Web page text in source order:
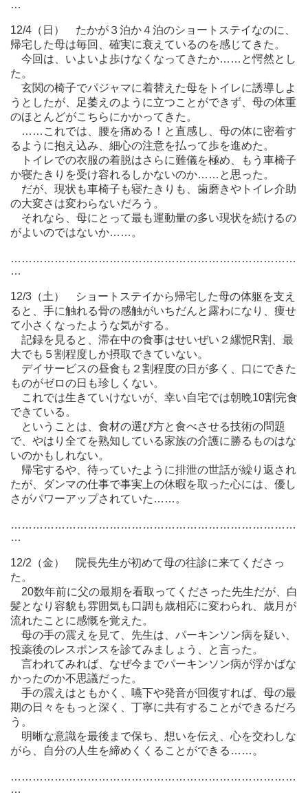
…
12/4（日） たかが３泊か４泊のショートステイなのに、
帰宅した母は毎回、確実に衰えているのを感じてきた。
今回は、いよいよ歩けなくなってきたか……と愕然とし
た。
玄関の椅子でパジャマに着替えた母をトイレに誘導しよ
うとしたが、足萎えのように立つことができず、母の体重
のほとんどがこちらにかかってきた。
……これでは、腰を痛める！と直感し、母の体に密着す
るように抱え込み、細心の注意を払って歩を進めた。
トイレでの衣服の着脱はさらに難儀を極め、もう車椅子
か寝たきりを受け容れるしかないのか……と思った。
だが、現状も車椅子も寝たきりも、歯磨きやトイレ介助
の大変さは変わらないだろう。
それなら、母にとって最も運動量の多い現状を続けるの
がよいのではないか……。
……………………………………………………………………
…
12/3（土） ショートステイから帰宅した母の体躯を支え
ると、手に触れる骨の感触がいちだんと露わになり、痩せ
て小さくなったような気がする。
記録を見ると、滞在中の食事はせいぜい２縲怩R割、最
大でも５割程度しか摂取できていない。
デイサービスの昼食も２割程度の日が多く、口にできた
ものがゼロの日も珍しくない。
これでは生きていけないが、幸い自宅では朝晩10割完食
できている。
ということは、食材の選び方と食べさせる技術の問題
で、やはり全てを熟知している家族の介護に勝るものはな
いのかもしれない。
帰宅するや、待っていたように排泄の世話が繰り返され
たが、ダンマの仕事で事実上の休暇を取った心には、優し
さがパワーアップされていた……。
……………………………………………………………………
…
12/2（金） 院長先生が初めて母の往診に来てくださっ
た。
20数年前に父の最期を看取ってくださった先生だが、白
髪となり容貌も雰囲気も口調も歳相応に変わられ、歳月が
流れたことに感慨を覚えた。
母の手の震えを見て、先生は、パーキンソン病を疑い、
投薬後のレスポンスを診てみましょう、と言った。
言われてみれば、なぜ今までパーキンソン病が浮かばな
かったのか不思議だった。
手の震えはともかく、嚥下や発音が回復すれば、母の最
期の日々をもっと深く、丁寧に共有することができるだろ
う。
明晰な意識を最後まで保ち、想いを伝え、心を交わしな
がら、自分の人生を締めくくることができる……。
……………………………………………………………………
…